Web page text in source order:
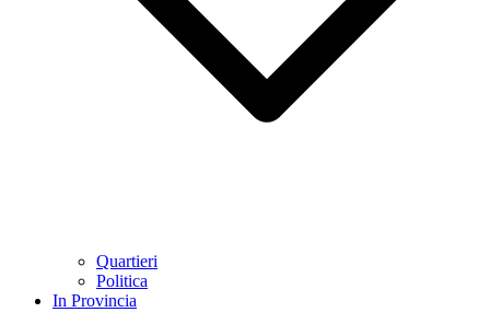
Quartieri
Politica
In Provincia